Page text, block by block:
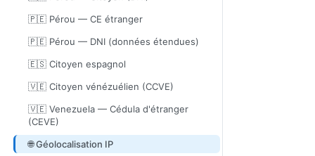
🇵🇪 Pérou — CE étranger
🇵🇪 Pérou — DNI (données étendues)
🇪🇸 Citoyen espagnol
🇻🇪 Citoyen vénézuélien (CCVE)
🇻🇪 Venezuela — Cédula d'étranger
(CEVE)
🌐 Géolocalisation IP